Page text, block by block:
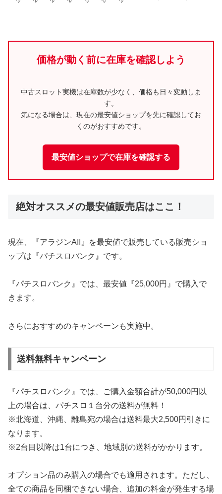
価格が動く前に在庫を確認しよう
中古スロット実機は在庫数が少なく、価格も日々変動しま
す。
気になる場合は、現在の最安値ショップを先に確認してお
くのがおすすめです。
最安値ショップで在庫を確認する
絶対オススメの最安値販売店はここ！
現在、『アラジンAII』を最安値で販売している販売ショ
ップは『パチスロバンク』です。
『パチスロバンク』では、最安値『25,000円』で購入で
きます。
さらにおすすめのキャンペーンも実施中。
送料無料キャンペーン
『パチスロバンク』では、ご購入金額合計が50,000円以
上の場合は、パチスロ１台分の送料が無料！
※北海道、沖縄、離島宛の場合は送料最大2,500円引きに
なります。
※2台目以降は1台につき、地域別の送料がかかります。
オプション品のみ購入の場合でも適用されます。ただし、
全ての商品を同梱できない場合、追加の料金が発生する場